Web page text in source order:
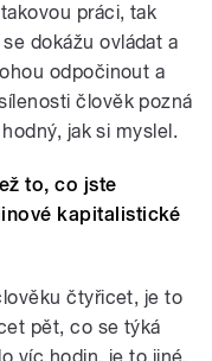
práci, tak
dokážu ovládat a
odpočinout a
člověk pozná
jak si myslel.
to, co jste
kapitalistické
čtyřicet, je to
pět, co se týká